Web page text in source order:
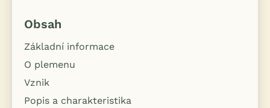
Obsah
Základní informace
O plemenu
Vznik
Popis a charakteristika